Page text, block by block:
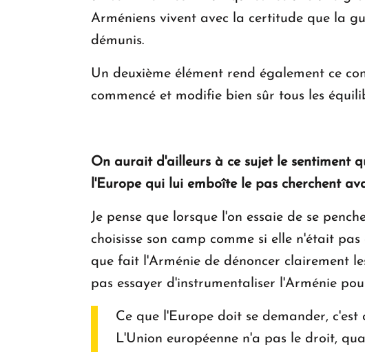
Arméniens vivent avec la certitude que la
démunis.
Un deuxième élément rend également ce
commencé et modifie bien sûr tous les
On aurait d'ailleurs à ce sujet le sentiment
l'Europe qui lui emboîte le pas cherchent
Je pense que lorsque l'on essaie de se
choisisse son camp comme si elle n'était
que fait l'Arménie de dénoncer clairement
pas essayer d'instrumentaliser l'Arménie
Ce que l'Europe doit se demander,
L'Union européenne n'a pas le droit,